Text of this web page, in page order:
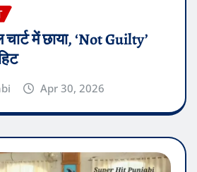
में छाया, ‘Not Guilty’
Apr 30, 2026